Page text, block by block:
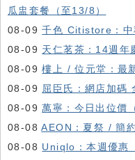
瓜盅套餐（至13/8）
08-09千色 Citistore：中
08-09 天仁茗茶：14週年
08-09樓上 / 位元堂：最
08-09 屈臣氏：網店加碼
08-09萬寧：今日出位價
08-08AEON：夏祭 / 簡
08-08 Uniqlo：本週優惠